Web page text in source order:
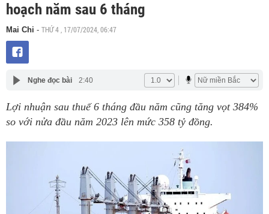
hoạch năm sau 6 tháng
Mai Chi - THỨ 4 , 17/07/2024, 06:47
Nghe đọc bài 2:40
Lợi nhuận sau thuế 6 tháng đầu năm cũng tăng vọt 384%
so với nửa đầu năm 2023 lên mức 358 tỷ đồng.